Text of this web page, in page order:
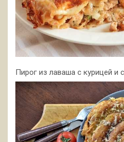
Пирог из лаваша с курицей и